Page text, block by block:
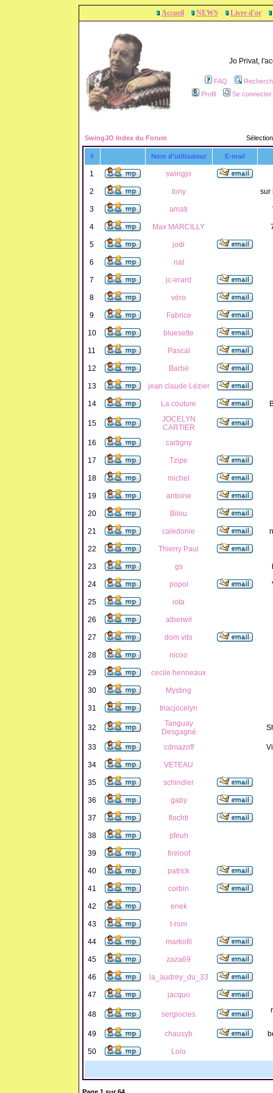
Accueil NEWS Livre d'or
Jo Privat,
FAQ
Profil
Se
SwingJO Index du Forum
# Nom d'utilisateur E-mail
1 swingjo
2 tony sur
3 amati
4 Max MARCILLY
5 jodi
6 nat
7 jc-erard
8 véro
9 Fabrice
10 bluesette
11 Pascal
12 Barbé
13 jean claude Lézier
14 La couture
15
JOCELYN
CARTIER
16
cartigny
17 Tzipe
18 michel
19 antoine
20 Bilou
21 caledonie
22 Thierry Paul
23 gs
24 popol
25 iota
26 alberwil
27 dom vito
28 nicoo
29 cecile henneaux
30 Mysting
31 triacjocelyn
32
Tanguay
Desgagné
33 cdmazoff
34 VETEAU
35 schindler
36 gaby
37 flochti
38 pfeuh
39 fireloof
40 patrick
41 corbin
42 enek
43 t-rom
44 markofil
45 zaza69
46 la_audrey_du_33
47 jacquo
48 sergiocies
49 chausyb
50 Lolo